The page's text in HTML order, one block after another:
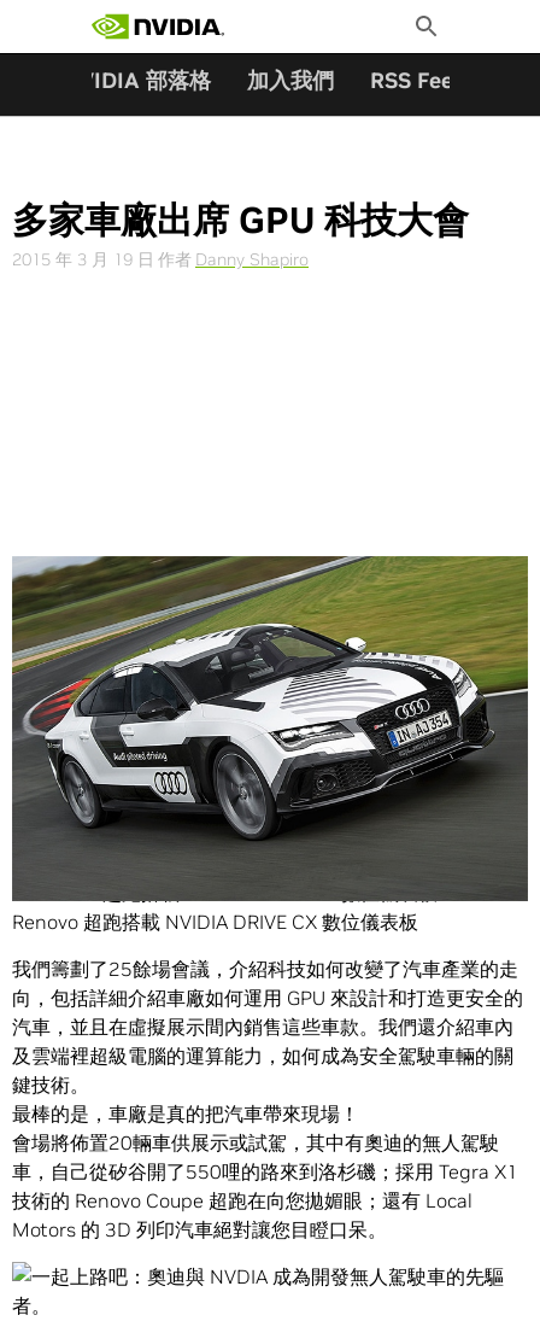
Toggle
Search
NVIDIA 部落格 加入我們 RSS Feeds
多家車廠出席 GPU 科技大會
2015 年 3 月 19 日 作者 Danny Shapiro
Share
奧迪、BMW、本田、GM、豐田、日產、Tesla。
在今年的GPU 科技大會上，看到的汽車數量會比小點心還
Renovo 超跑搭載 NVIDIA DRIVE CX 數位儀表板
我們籌劃了25餘場會議，介紹科技如何改變了汽車產業的走
向，包括詳細介紹車廠如何運用 GPU 來設計和打造更安全的
汽車，並且在虛擬展示間內銷售這些車款。我們還介紹車內
及雲端裡超級電腦的運算能力，如何成為安全駕駛車輛的關
鍵技術。
最棒的是，車廠是真的把汽車帶來現場！
會場將佈置20輛車供展示或試駕，其中有奧迪的無人駕駛
車，自己從矽谷開了550哩的路來到洛杉磯；採用 Tegra X1
技術的 Renovo Coupe 超跑在向您拋媚眼；還有 Local
Motors 的 3D 列印汽車絕對讓您目瞪口呆。